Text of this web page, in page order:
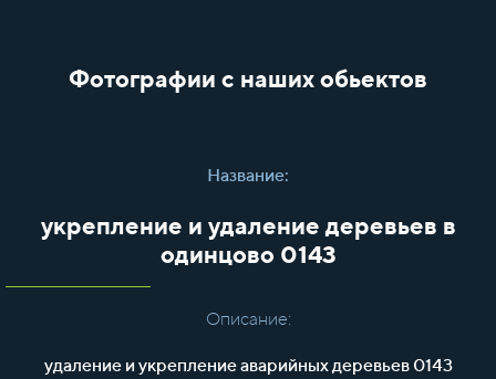
Фотографии с наших обьектов
Название:
укрепление и удаление деревьев в
одинцово 0143
Описание:
удаление и укрепление аварийных деревьев 0143